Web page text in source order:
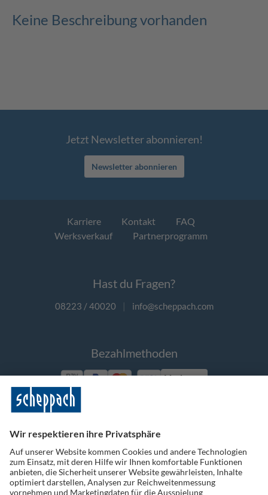
Keine Beschreibung vorhanden
Jetzt Newsletter abonnieren!
Newsletter abonnieren
Karriere Kontakt
FAQ
Werksverkauf
Partnerprogramm
Hast du Fragen?
08223 / 40020 | info@scheppach.com
Bezahlmethoden
Vorkasse
Folge uns auf Social Media